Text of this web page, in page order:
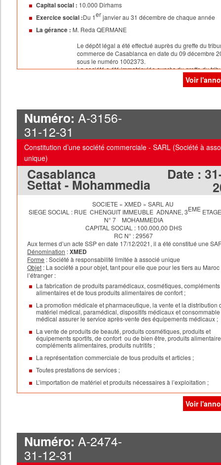
Capital social : 10.000 Dirhams
Exercice social :Du 1erjanvier au 31 décembre de chaque année
La gérance : M. Reda QERMANE
Le dépôt légal a été effectué auprès du greffe du
commerce de Casablanca en date du 09 décembre
sous le numéro 1002373.
La société a été immatriculée auprès du greffe du
commerce de Casablanca en date 09 décembre
Voir
Numéro: A-3156-
31-12-31
Constitution d’une société commerciale - SARL (Société à
unique)
Casablanca
Settat - Mohammedia
Date :
SOCIETE « XMED » SARL AU
SIEGE SOCIAL : RUE CHENGUIT IMMEUBLE ADNANE, 3EME
N° 7 MOHAMMEDIA
CAPITAL SOCIAL : 100.000,00 DHS
RC N° : 29567
Aux termes d’un acte SSP en date 17/12/2021, il a été constitué une
Dénomination :XMED
Forme : Société à responsabilité limitée à associé unique
Objet : La société a pour objet, tant pour elle que pour les tiers au Maroc
l’étranger :
La fabrication de produits paramédicaux, cosmétiques, compléments
alimentaires et de tous produits alimentaires de confort ;
La promotion médicale et pharmaceutique, la vente et la distribution
matériel médical, paramédical, dispositifs médicaux et consommable
médical assurer le service après-vente des équipements médicaux ;
La vente de produits de beauté, produits cosmétiques, produits et
équipements sportifs, de confort ou de bien être, produits
compléments alimentaires, produits nutritifs ;
La représentation commerciale de tous produits et articles ;
Toutes prestations de services ;
L’importation de matériel et produits nécessaires à l’exploitation ;
L’achat, la vente, la commercialisation, la location et la distribution
Le consulting et la formation dans le domaine marketing médical,
La création et l’exploitation de tous bureaux, agences, succursales
Maroc et à l’étranger ;
L’acquisition, la location et la prise à bail de tous locaux ou dépôts
besoins de l’exploitation ;
Voir
Numéro: A-2474-
31-12-31